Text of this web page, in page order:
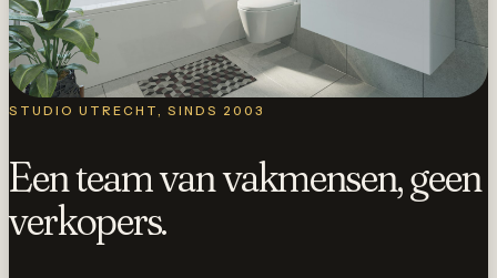
STUDIO UTRECHT, SINDS 2003
Een team van vakmensen, geen
verkopers.